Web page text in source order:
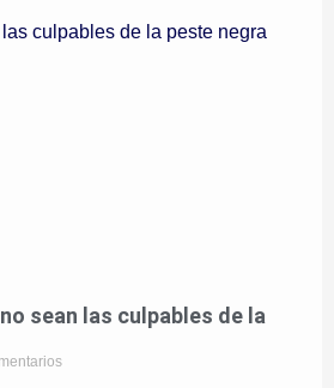
sean las culpables de la